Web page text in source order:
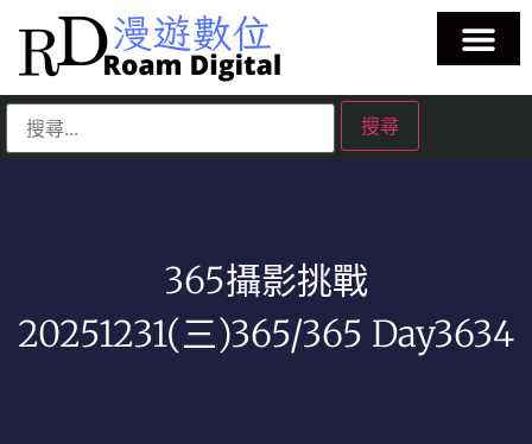
365攝影挑戰
20251231(三)365/365 Day3634